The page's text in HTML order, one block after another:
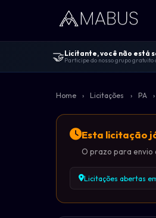
🤝Licitante, você não está
Participe do nosso grupo gratuito
Home › Licitações › PA ›
Esta licitação
O prazo para envio
Licitações abertas